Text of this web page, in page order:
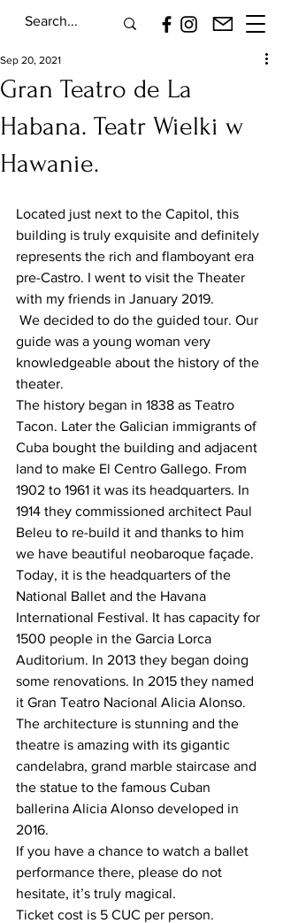
Gran Teatro de La
Habana. Teatr Wielki w
Hawanie.
Sep 20, 2021
Located just next to the Capitol, this
building is truly exquisite and definitely
represents the rich and flamboyant era
pre-Castro. I went to visit the Theater
with my friends in January 2019.
guide was a young woman very
knowledgeable about the history of the
theater.
The history began in 1838 as Teatro
Tacon. Later the Galician immigrants of
Cuba bought the building and adjacent
land to make El Centro Gallego. From
1902 to 1961 it was its headquarters. In
1914 they commissioned architect Paul
Beleu to re-build it and thanks to him
we have beautiful neobaroque façade.
Today, it is the headquarters of the
National Ballet and the Havana
International Festival. It has capacity for
1500 people in the Garcia Lorca
Auditorium. In 2013 they began doing
some renovations. In 2015 they named
it Gran Teatro Nacional Alicia Alonso.
The architecture is stunning and the
theatre is amazing with its gigantic
candelabra, grand marble staircase and
the statue to the famous Cuban
ballerina Alicia Alonso developed in
2016.
If you have a chance to watch a ballet
performance there, please do not
hesitate, it’s truly magical.
Ticket cost is 5 CUC per person.